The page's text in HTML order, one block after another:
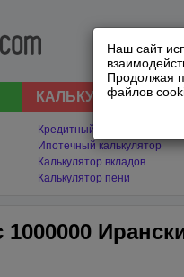
Наш сайт
Продолжая
файлов
КАЛЬКУЛЯТОРЫ
Кредитный калькулятор
Ипотечный калькулятор
Калькулятор вкладов
Калькулятор пени
1000000